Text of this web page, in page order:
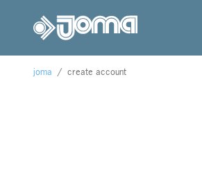
joma / create account